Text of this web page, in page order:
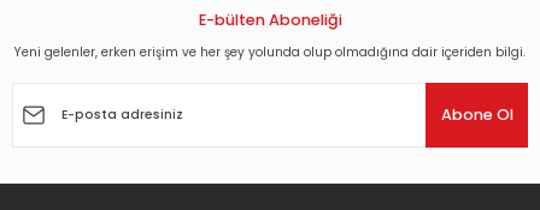
Görüş ve önerileriniz için teşekkür ederiz.
Ürün açıklamasında eksik bilgiler bulunuyor.
E-bülten Aboneliği
Yeni gelenler, erken erişim ve her şey yolunda olup olmadığına dair içeriden bilgi.
Abone Ol